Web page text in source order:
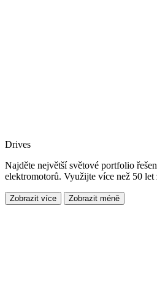
Drives
Najděte největší světové portfolio
elektromotorů. Využijte více než 50 let
Zobrazit více Zobrazit méně